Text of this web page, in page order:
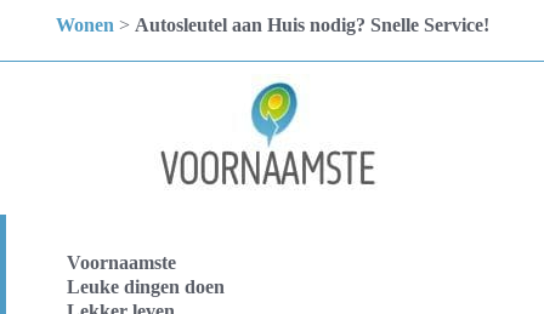
Wonen > Autosleutel aan Huis nodig? Snelle Service!
Voornaamste
Leuke dingen doen